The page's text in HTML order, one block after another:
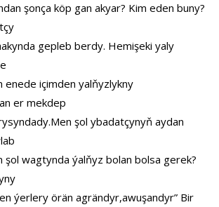
şonça köp gan akyar? Kim eden buny?
gepleb berdy. Hemişeki yaly
enede içimden yalňyzlykny
er mekdep
şol ybadatçynyň aydan
şol wagtynda ýalňyz bolan bolsa gerek?
ýerlery örän agrändyr,awuşandyr” Bir